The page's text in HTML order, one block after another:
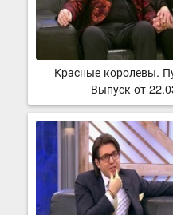
Красные королевы.
Выпуск от